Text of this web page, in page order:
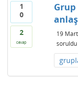
1
0
2
cevap
19
soruldu